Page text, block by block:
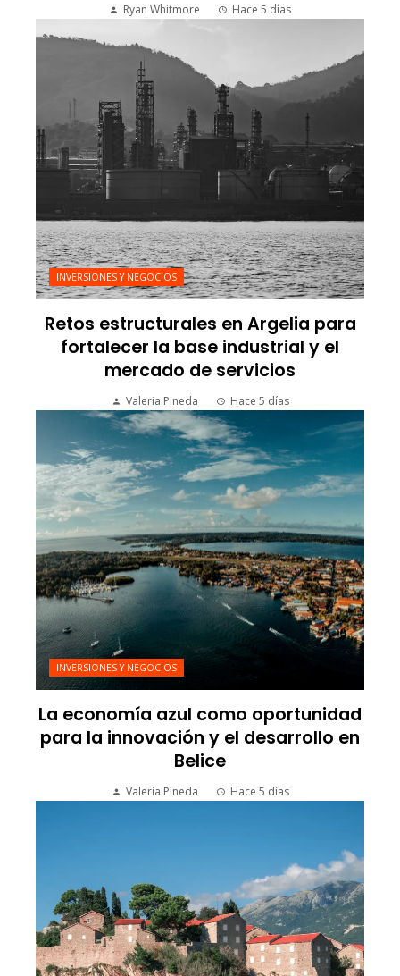
Ryan Whitmore Hace 5 días
INVERSIONES Y NEGOCIOS
Retos estructurales en Argelia para
fortalecer la base industrial y el
mercado de servicios
Valeria Pineda Hace 5 días
INVERSIONES Y NEGOCIOS
La economía azul como oportunidad
para la innovación y el desarrollo en
Belice
Valeria Pineda Hace 5 días